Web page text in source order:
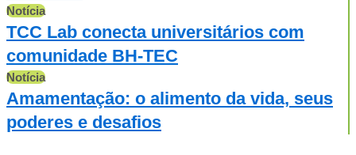
Notícia
TCC Lab conecta universitários com
comunidade BH-TEC
Notícia
Amamentação: o alimento da vida, seus
poderes e desafios